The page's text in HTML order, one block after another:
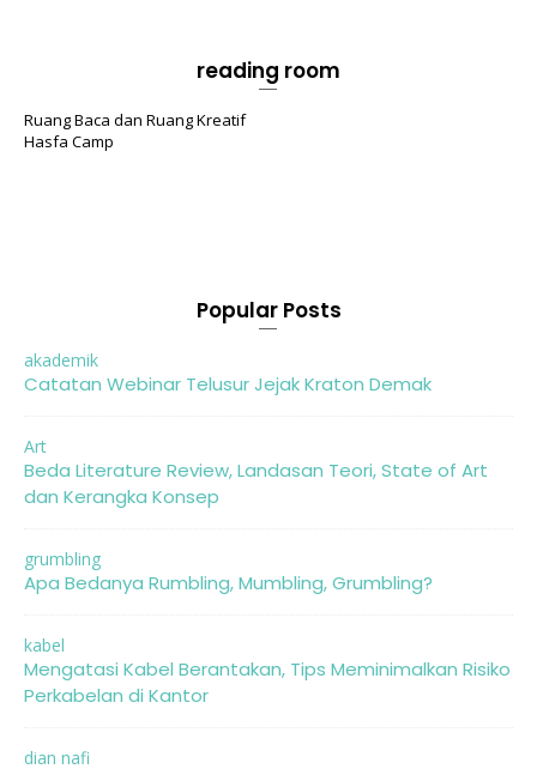
reading room
Ruang Baca dan Ruang Kreatif
Hasfa Camp
Popular Posts
akademik
Catatan Webinar Telusur Jejak Kraton Demak
Art
Beda Literature Review, Landasan Teori, State of Art
dan Kerangka Konsep
grumbling
Apa Bedanya Rumbling, Mumbling, Grumbling?
kabel
Mengatasi Kabel Berantakan, Tips Meminimalkan Risiko
Perkabelan di Kantor
dian nafi